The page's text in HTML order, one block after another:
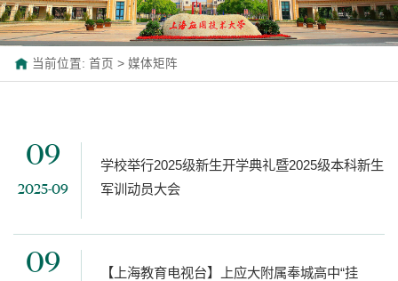
当前位置:首页 >媒体矩阵
09
2025-09
学校举行2025级新生开学典礼暨2025级本科新生
军训动员大会
09
【上海教育电视台】上应大附属奉城高中“挂